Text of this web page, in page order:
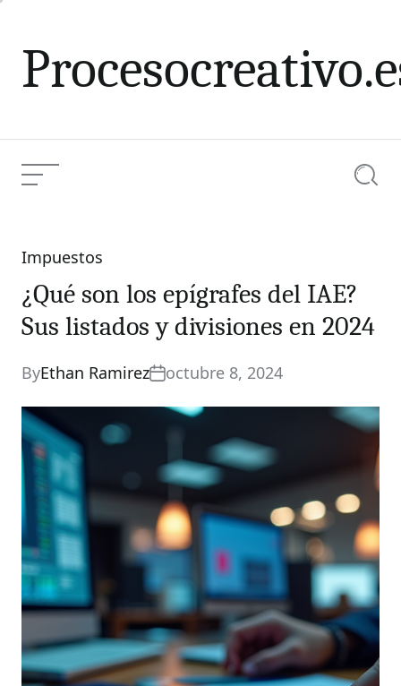
content
Menu
Categories
Impuestos
¿Qué son los epígrafes del IAE?
Sus listados y divisiones en 2024
ByEthan Ramirez octubre 8, 2024